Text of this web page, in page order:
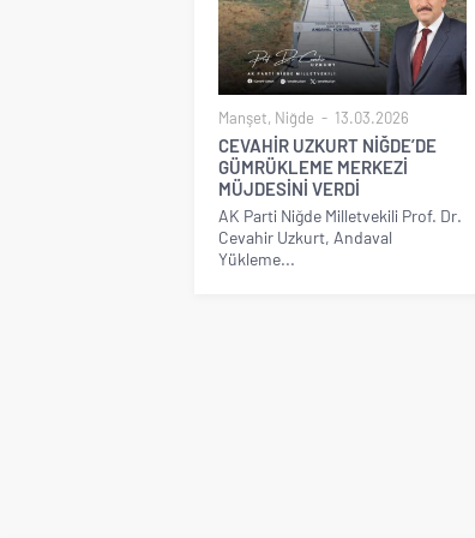
Manşet, Niğde 13.03.2026
CEVAHİR UZKURT NİĞDE’DE
GÜMRÜKLEME MERKEZİ
MÜJDESİNİ VERDİ
AK Parti Niğde Milletvekili Prof. Dr.
Cevahir Uzkurt, Andaval
Yükleme...